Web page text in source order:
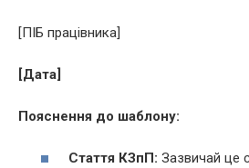
[ПІБ працівника]
[Дата]
Пояснення до шаблону:
Стаття КЗпП: Зазвичай це